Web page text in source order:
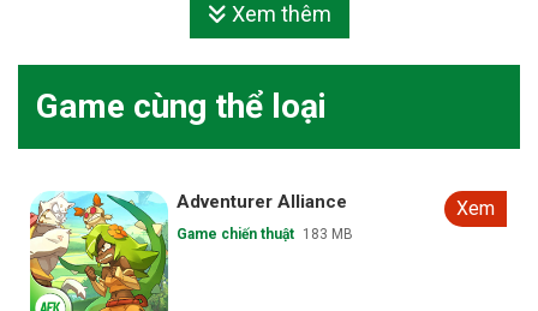
Xem thêm
Game cùng thể loại
Adventurer Alliance
Game chiến thuật 183 MB
Xem